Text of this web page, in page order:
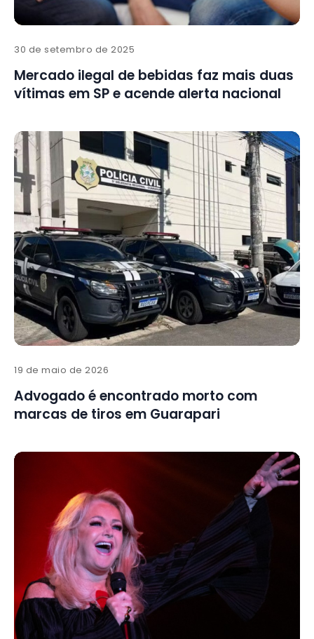
30 de setembro de 2025
Mercado ilegal de bebidas faz mais duas
vítimas em SP e acende alerta nacional
19 de maio de 2026
Advogado é encontrado morto com
marcas de tiros em Guarapari